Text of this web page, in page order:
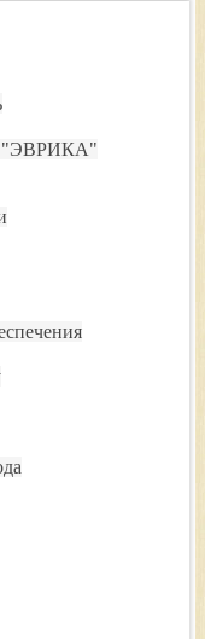
"ЭВРИКА"